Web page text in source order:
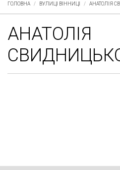
ГОЛОВНА ВУЛИЦІ ВІННИЦІ АНАТОЛІЯ
АНАТОЛІЯ